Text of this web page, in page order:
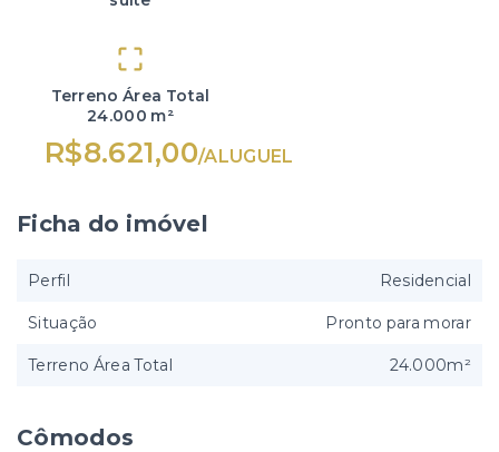
Terreno Área Total
24.000 m²
R$8.621,00/ALUGUEL
Cômodos
Ficha do imóvel
Perfil Residencial
Situação Pronto para morar
Terreno Área Total 24.000m²